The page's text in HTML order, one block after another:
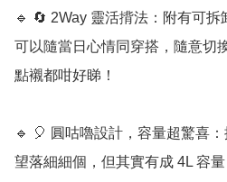
🔹 🔄 2Way 靈活揹法：附有可拆
可以隨當日心情同穿搭，隨意切
點襯都咁好睇！
🔹 🎈 圓咕嚕設計，容量超驚喜
望落細細個，但其實有成 4L 容